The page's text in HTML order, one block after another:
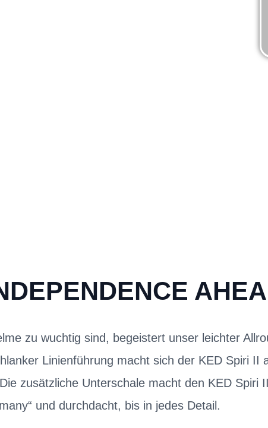
zu wuchtig sind, begeistert unser leichter
Linienführung macht sich der KED Spiri II
zusätzliche Unterschale macht den KED Spiri
und durchdacht, bis in jedes Detail.